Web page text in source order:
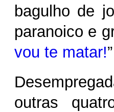
bagulho de
paranoico e
vou te matar!”
outras